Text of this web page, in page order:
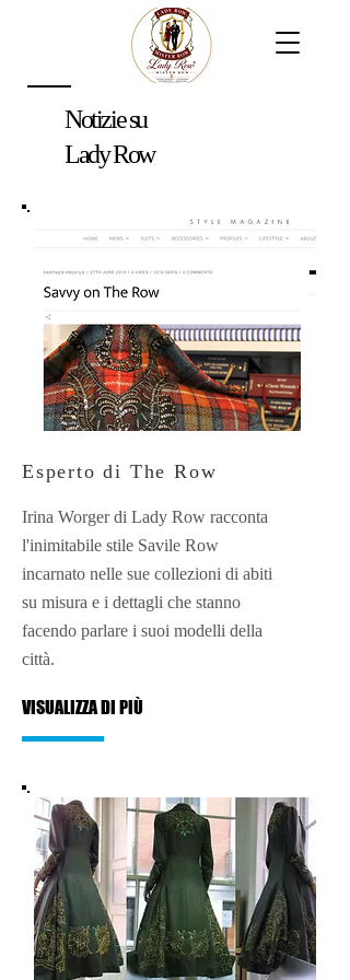
Notizie su
Lady Row
Esperto di The Row
Irina Worger di Lady Row racconta
l'inimitabile stile Savile Row
incarnato nelle sue collezioni di abiti
su misura e i dettagli che stanno
facendo parlare i suoi modelli della
città.
VISUALIZZA DI PIÙ